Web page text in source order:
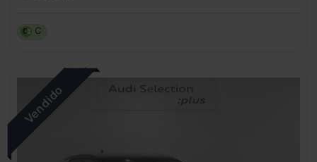
C